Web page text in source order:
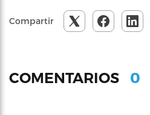
Compartir
COMENTARIOS 0